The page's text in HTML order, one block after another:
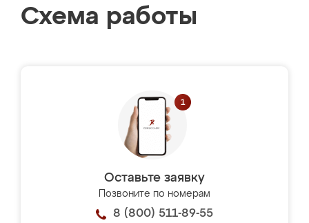
Схема работы
Оставьте заявку
Позвоните по номерам
8 (800) 511-89-55